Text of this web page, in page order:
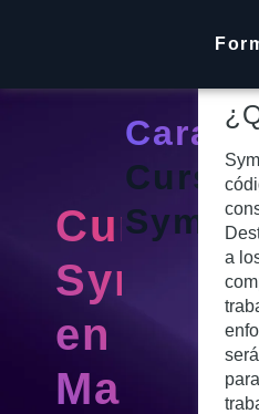
Curso
Symfony
en
Madrid,
Curso
a